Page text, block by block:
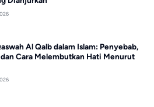
Al Qalb dalam Islam: Penyebab,
Cara Melembutkan Hati Menurut